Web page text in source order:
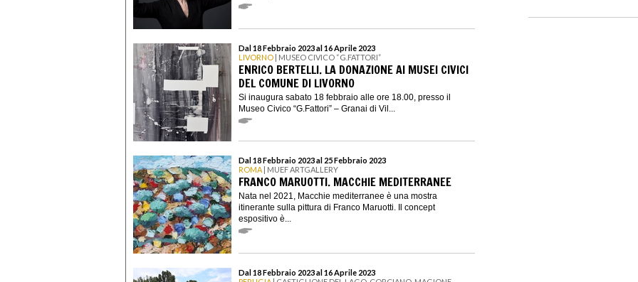
Dal 18 Febbraio 2023 al 16 Aprile 2023
LIVORNO | MUSEO CIVICO “G.FATTORI”
ENRICO BERTELLI. LA DONAZIONE AI MUSEI CIVICI
DEL COMUNE DI LIVORNO
Si inaugura sabato 18 febbraio alle ore 18.00, presso il
Museo Civico “G.Fattori” – Granai di Vil...
Dal 18 Febbraio 2023 al 25 Febbraio 2023
ROMA | MUEF ARTGALLERY
FRANCO MARUOTTI. MACCHIE MEDITERRANEE
Nata nel 2021, Macchie mediterranee è una mostra
itinerante sulla pittura di Franco Maruotti. Il concept
espositivo è...
Dal 18 Febbraio 2023 al 16 Aprile 2023